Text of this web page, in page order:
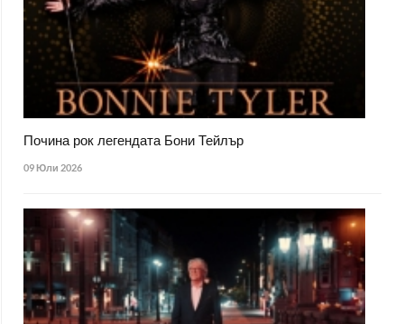
Почина рок легендата Бони Тейлър
09 Юли 2026